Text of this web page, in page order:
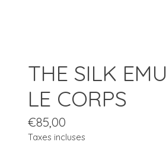
THE SILK
LE CORPS
€85,00
Taxes incluses